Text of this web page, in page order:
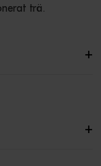
trä.
+
+